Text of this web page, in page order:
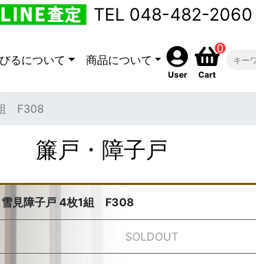
TEL 048-482-2060
るについて 商品について
User
0
Cart
F308
簾戸・障子戸
雪見障子戸 4枚1組 F308
SOLDOUT